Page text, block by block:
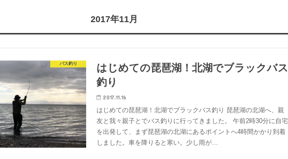
2017年11月
バス釣り
はじめての琵琶湖！北湖でブラックバス
釣り
2017.11.16
はじめての琵琶湖！北湖でブラックバス釣り 琵琶湖の北湖へ、親
友と我々親子とでバス釣りに行ってきました。 午前2時30分に自宅
を出発して、まず琵琶湖の北湖にあるポイントへ4時間かかり到着
しました。車を降りると寒い。少し雨が…